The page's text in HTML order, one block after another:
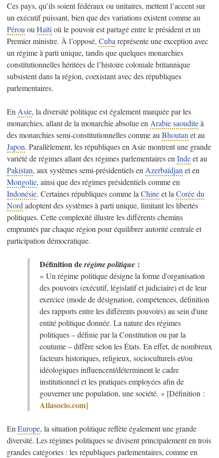
Ces pays, qu’ils soient fédéraux ou unitaires, mettent l’accent sur
un exécutif puissant, bien que des variations existent comme au
PérououHaïtioù le pouvoir est partagé entre le président et un
Premier ministre. À l’opposé, Cubareprésente une exception avec
un régime à parti unique, tandis que quelques monarchies
constitutionnelles héritées de l’histoire coloniale britannique
subsistent dans la région, coexistant avec des républiques
parlementaires.
EnAsie, la diversité politique est également marquée par les
monarchies, allant de la monarchie absolue enArabie saouditeà
des monarchies semi-constitutionnelles comme auBhoutanet au
Japon. Parallèlement, les républiques en Asie montrent une grande
variété de régimes allant des régimes parlementaires enIndeet au
Pakistan, aux systèmes semi-présidentiels enAzerbaïdjanet en
Mongolie, ainsi que des régimes présidentiels comme en
Indonésie. Certaines républiques comme laChineet laCorée du
Nordadoptent des systèmes à parti unique, limitant les libertés
politiques. Cette complexité illustre les différents chemins
empruntés par chaque région pour équilibrer autorité centrale et
participation démocratique.
Définition derégime politique :
« Un régime politique désigne la forme d'organisation
des pouvoirs (exécutif, législatif et judiciaire) et de leur
exercice (mode de désignation, compétences, définition
des rapports entre les différents pouvoirs) au sein d'une
entité politique donnée. La nature des régimes
politiques – définie par la Constitution ou par la
coutume – diffère selon les États. En effet, de nombreux
facteurs historiques, religieux, socioculturels et/ou
idéologiques influencent/déterminent le cadre
institutionnel et les pratiques employées afin de
gouverner une population, une société. » [Définition :
Atlasocio.com]
EnEurope, la situation politique reflète également une grande
diversité. Les régimes politiques se divisent principalement en trois
grandes catégories : les républiques parlementaires, comme en